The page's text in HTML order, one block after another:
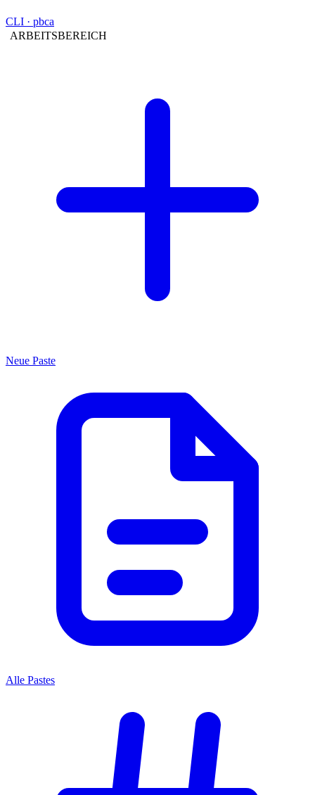
CLI · pbca
ARBEITSBEREICH
Neue Paste
Alle Pastes